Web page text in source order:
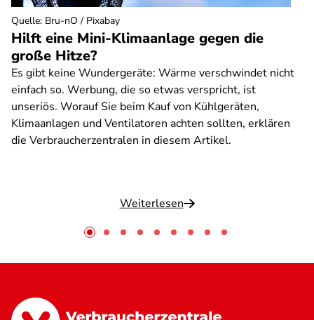
Hilft eine Mini-Klimaanlage gegen die
große Hitze?
Es gibt keine Wundergeräte: Wärme verschwindet nicht
einfach so. Werbung, die so etwas verspricht, ist
unseriös. Worauf Sie beim Kauf von Kühlgeräten,
Klimaanlagen und Ventilatoren achten sollten, erklären
die Verbraucherzentralen in diesem Artikel.
Weiterlesen
Quelle: Bru-nO / Pixabay